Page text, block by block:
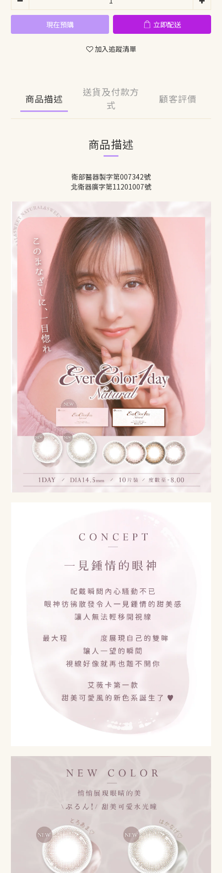
現在預購 立即配送
加入追蹤清單
商品描述
送貨及付款方
式
顧客評價
商品描述
衛部醫器製字第007342號
北衛器廣字第11201007號